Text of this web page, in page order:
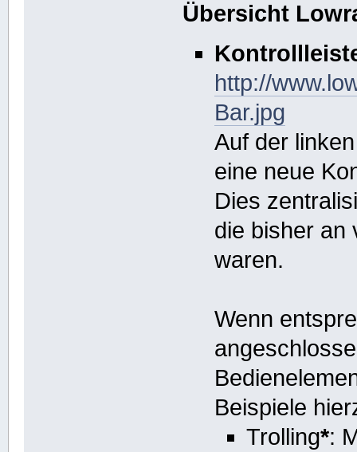
Übersicht
http://
Bar.jpg
Auf der
eine neue
Dies
die bisher an
waren.
Wenn
Beispiele
Trolling*: